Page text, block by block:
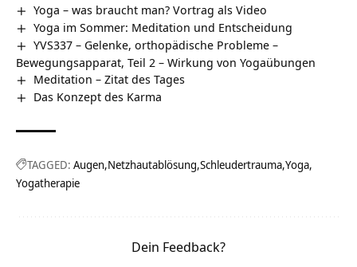
Yoga – was braucht man? Vortrag als Video
Yoga im Sommer: Meditation und Entscheidung
YVS337 – Gelenke, orthopädische Probleme –
Bewegungsapparat, Teil 2 – Wirkung von Yogaübungen
Meditation – Zitat des Tages
Das Konzept des Karma
TAGGED: Augen Netzhautablösung Schleudertrauma Yoga
Yogatherapie
Dein Feedback?